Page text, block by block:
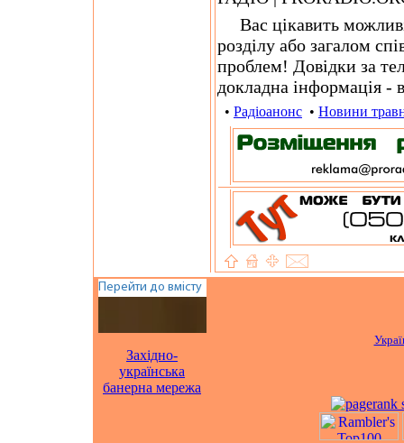
Вас цікавить
розділу або загалом
проблем! Довідки за
докладна інформація -
• Радіоанонс • Новини
Західно-
українська
банерна мережа